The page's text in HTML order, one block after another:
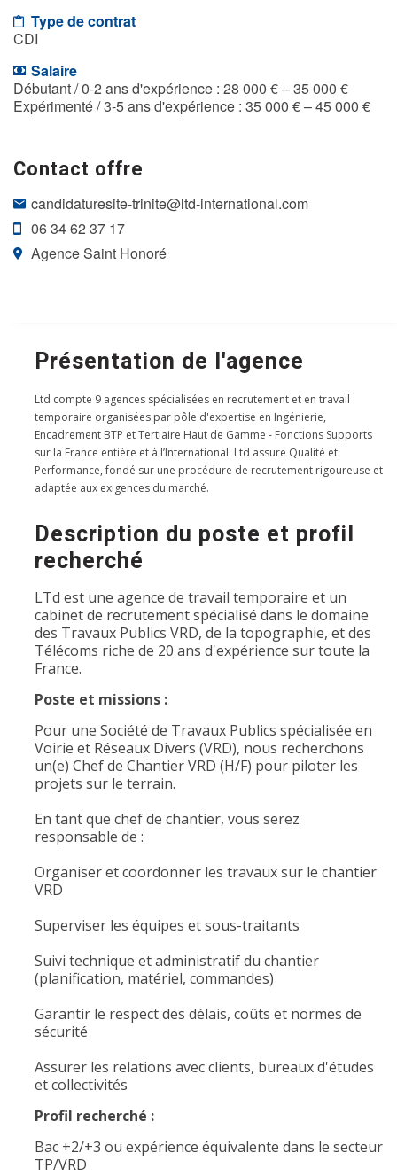
Type de contrat
CDI
Salaire
Débutant / 0-2 ans d'expérience : 28 000 € – 35 000 €
Expérimenté / 3-5 ans d'expérience : 35 000 € – 45 000 €
Contact offre
candidaturesite-trinite@ltd-international.com
06 34 62 37 17
Agence Saint Honoré
Présentation de l'agence
Ltd compte 9 agences spécialisées en recrutement et en travail
temporaire organisées par pôle d'expertise en Ingénierie,
Encadrement BTP et Tertiaire Haut de Gamme - Fonctions Supports
sur la France entière et à l’International. Ltd assure Qualité et
Performance, fondé sur une procédure de recrutement rigoureuse et
adaptée aux exigences du marché.
Description du poste et profil
recherché
LTd est une agence de travail temporaire et un
cabinet de recrutement spécialisé dans le domaine
des Travaux Publics VRD, de la topographie, et des
Télécoms riche de 20 ans d'expérience sur toute la
France.
Poste et missions :
Pour une Société de Travaux Publics spécialisée en
Voirie et Réseaux Divers (VRD), nous recherchons
un(e) Chef de Chantier VRD (H/F) pour piloter les
projets sur le terrain.
En tant que chef de chantier, vous serez
responsable de :
Organiser et coordonner les travaux sur le chantier
VRD
Superviser les équipes et sous-traitants
Suivi technique et administratif du chantier
(planification, matériel, commandes)
Garantir le respect des délais, coûts et normes de
sécurité
Assurer les relations avec clients, bureaux d'études
et collectivités
Profil recherché :
Bac +2/+3 ou expérience équivalente dans le secteur
TP/VRD